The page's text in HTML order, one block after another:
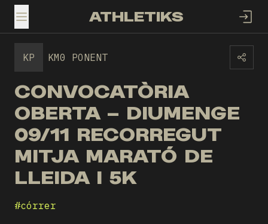
TOGGLE MENUATHLETIKS
KP KM0 PONENT
CONVOCATÒRIA
OBERTA – DIUMENGE
09/11 RECORREGUT
MITJA MARATÓ DE
LLEIDA I 5K
#córrer